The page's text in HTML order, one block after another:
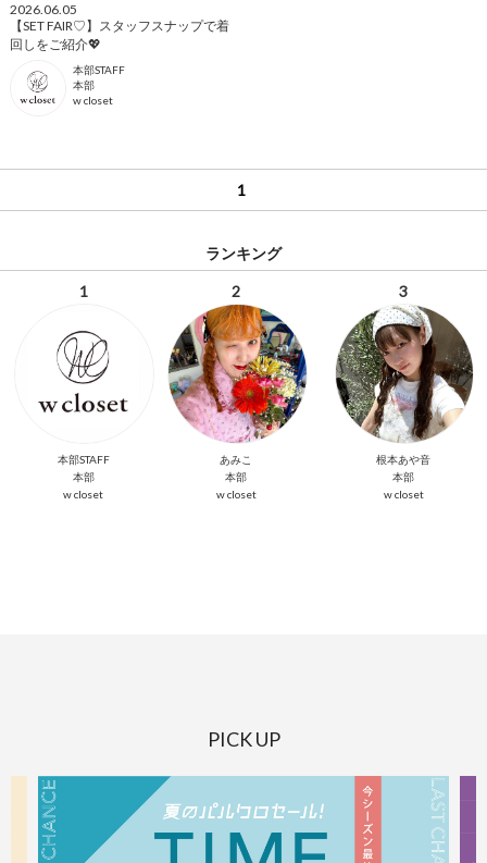
2026.06.05
【SET FAIR♡】スタッフスナップで着
回しをご紹介💖
本部STAFF
本部
w closet
1
ランキング
1
本部STAFF
本部
w closet
2
あみこ
本部
w closet
3
根本あや音
本部
w closet
PICK UP